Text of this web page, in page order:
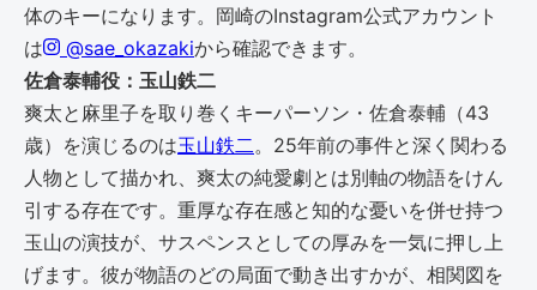
体のキーになります。岡崎のInstagram公式アカウント
は
@sae_okazakiから確認できます。
佐倉泰輔役：玉山鉄二
爽太と麻里子を取り巻くキーパーソン・佐倉泰輔（43
歳）を演じるのは玉山鉄二。25年前の事件と深く関わる
人物として描かれ、爽太の純愛劇とは別軸の物語をけん
引する存在です。重厚な存在感と知的な憂いを併せ持つ
玉山の演技が、サスペンスとしての厚みを一気に押し上
げます。彼が物語のどの局面で動き出すかが、相関図を